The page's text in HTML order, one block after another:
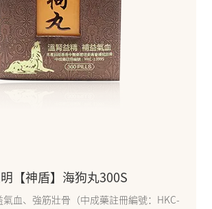
【神盾】海狗丸300S
氣血、強筋壯骨（中成藥註冊編號：HKC-